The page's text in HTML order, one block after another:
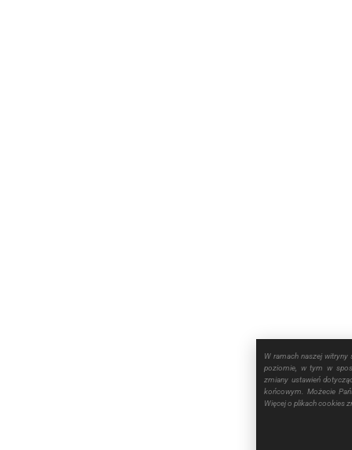
W ramach naszej witryny
poziomie, w tym w
zmiany ustawień
końcowym. Możecie
Więcej o plikach cookies